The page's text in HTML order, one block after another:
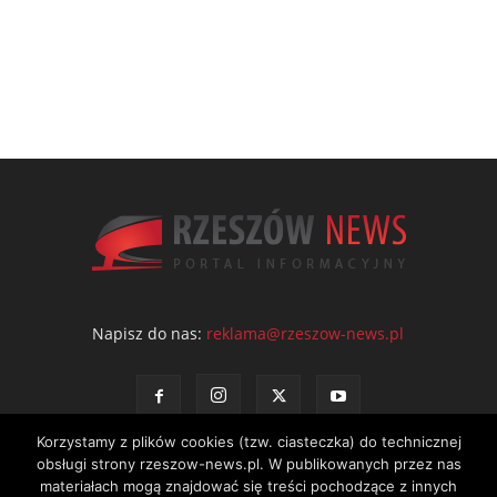
Napisz do nas: reklama@rzeszow-news.pl
Korzystamy z plików cookies (tzw. ciasteczka) do technicznej
obsługi strony rzeszow-news.pl. W publikowanych przez nas
materiałach mogą znajdować się treści pochodzące z innych